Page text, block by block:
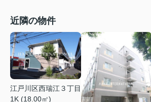
近隣の物件
江戸川区西瑞江３丁目
1K (18.00㎡)